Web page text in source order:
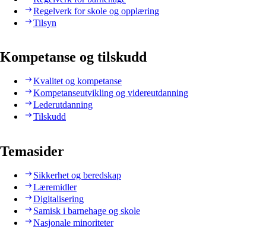
Regelverk for skole og opplæring
Tilsyn
Kompetanse og tilskudd
Kvalitet og kompetanse
Kompetanseutvikling og videreutdanning
Lederutdanning
Tilskudd
Temasider
Sikkerhet og beredskap
Læremidler
Digitalisering
Samisk i barnehage og skole
Nasjonale minoriteter